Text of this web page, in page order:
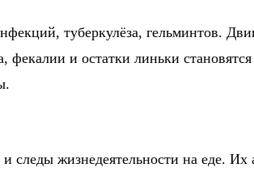
туберкулёза, гельминтов.
и остатки линьки
следы жизнедеятельности на еде.